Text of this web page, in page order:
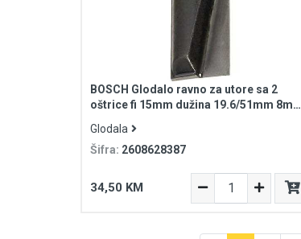
BOSCH Glodalo ravno za utore sa 2
oštrice fi 15mm dužina 19.6/51mm 8mm
Glodala
Šifra: 2608628387
34,50 KM